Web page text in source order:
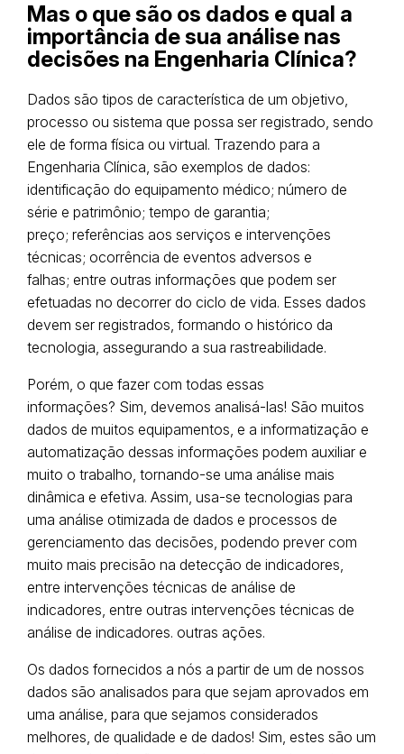
Mas o que são os dados e qual a
importância de sua análise nas
decisões na Engenharia Clínica?
Dados são tipos de característica de um objetivo,
processo ou sistema que possa ser registrado, sendo
ele de forma física ou virtual. Trazendo para a
Engenharia Clínica, são exemplos de dados:
identificação do equipamento médico; número de
série e patrimônio; tempo de garantia;
preço; referências aos serviços e intervenções
técnicas; ocorrência de eventos adversos e
falhas; entre outras informações que podem ser
efetuadas no decorrer do ciclo de vida. Esses dados
devem ser registrados, formando o histórico da
tecnologia, assegurando a sua rastreabilidade.
Porém, o que fazer com todas essas
informações? Sim, devemos analisá-las! São muitos
dados de muitos equipamentos, e a informatização e
automatização dessas informações podem auxiliar e
muito o trabalho, tornando-se uma análise mais
dinâmica e efetiva. Assim, usa-se tecnologias para
uma análise otimizada de dados e processos de
gerenciamento das decisões, podendo prever com
muito mais precisão na detecção de indicadores,
entre intervenções técnicas de análise de
indicadores, entre outras intervenções técnicas de
análise de indicadores. outras ações.
Os dados fornecidos a nós a partir de um de nossos
dados são analisados ​​para que sejam aprovados em
uma análise, para que sejamos considerados
melhores, de qualidade e de dados! Sim, estes são um